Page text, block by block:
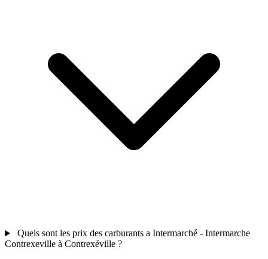
Quels sont les prix des carburants a Intermarché - Intermarche
Contrexeville à Contrexéville ?